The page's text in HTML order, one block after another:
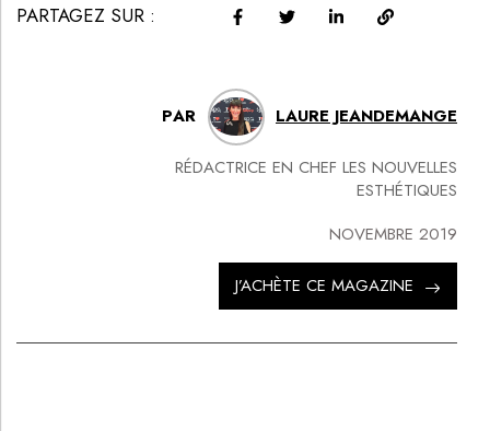
PARTAGEZ SUR :
PAR LAURE JEANDEMANGE
RÉDACTRICE EN CHEF LES NOUVELLES
ESTHÉTIQUES
NOVEMBRE 2019
J’ACHÈTE CE MAGAZINE